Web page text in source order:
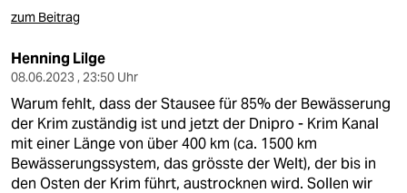
zum Beitrag
Henning Lilge
08.06.2023 , 23:50 Uhr
Warum fehlt, dass der Stausee für 85% der Bewässerung
der Krim zuständig ist und jetzt der Dnipro - Krim Kanal
mit einer Länge von über 400 km (ca. 1500 km
Bewässerungssystem, das grösste der Welt), der bis in
den Osten der Krim führt, austrocknen wird. Sollen wir